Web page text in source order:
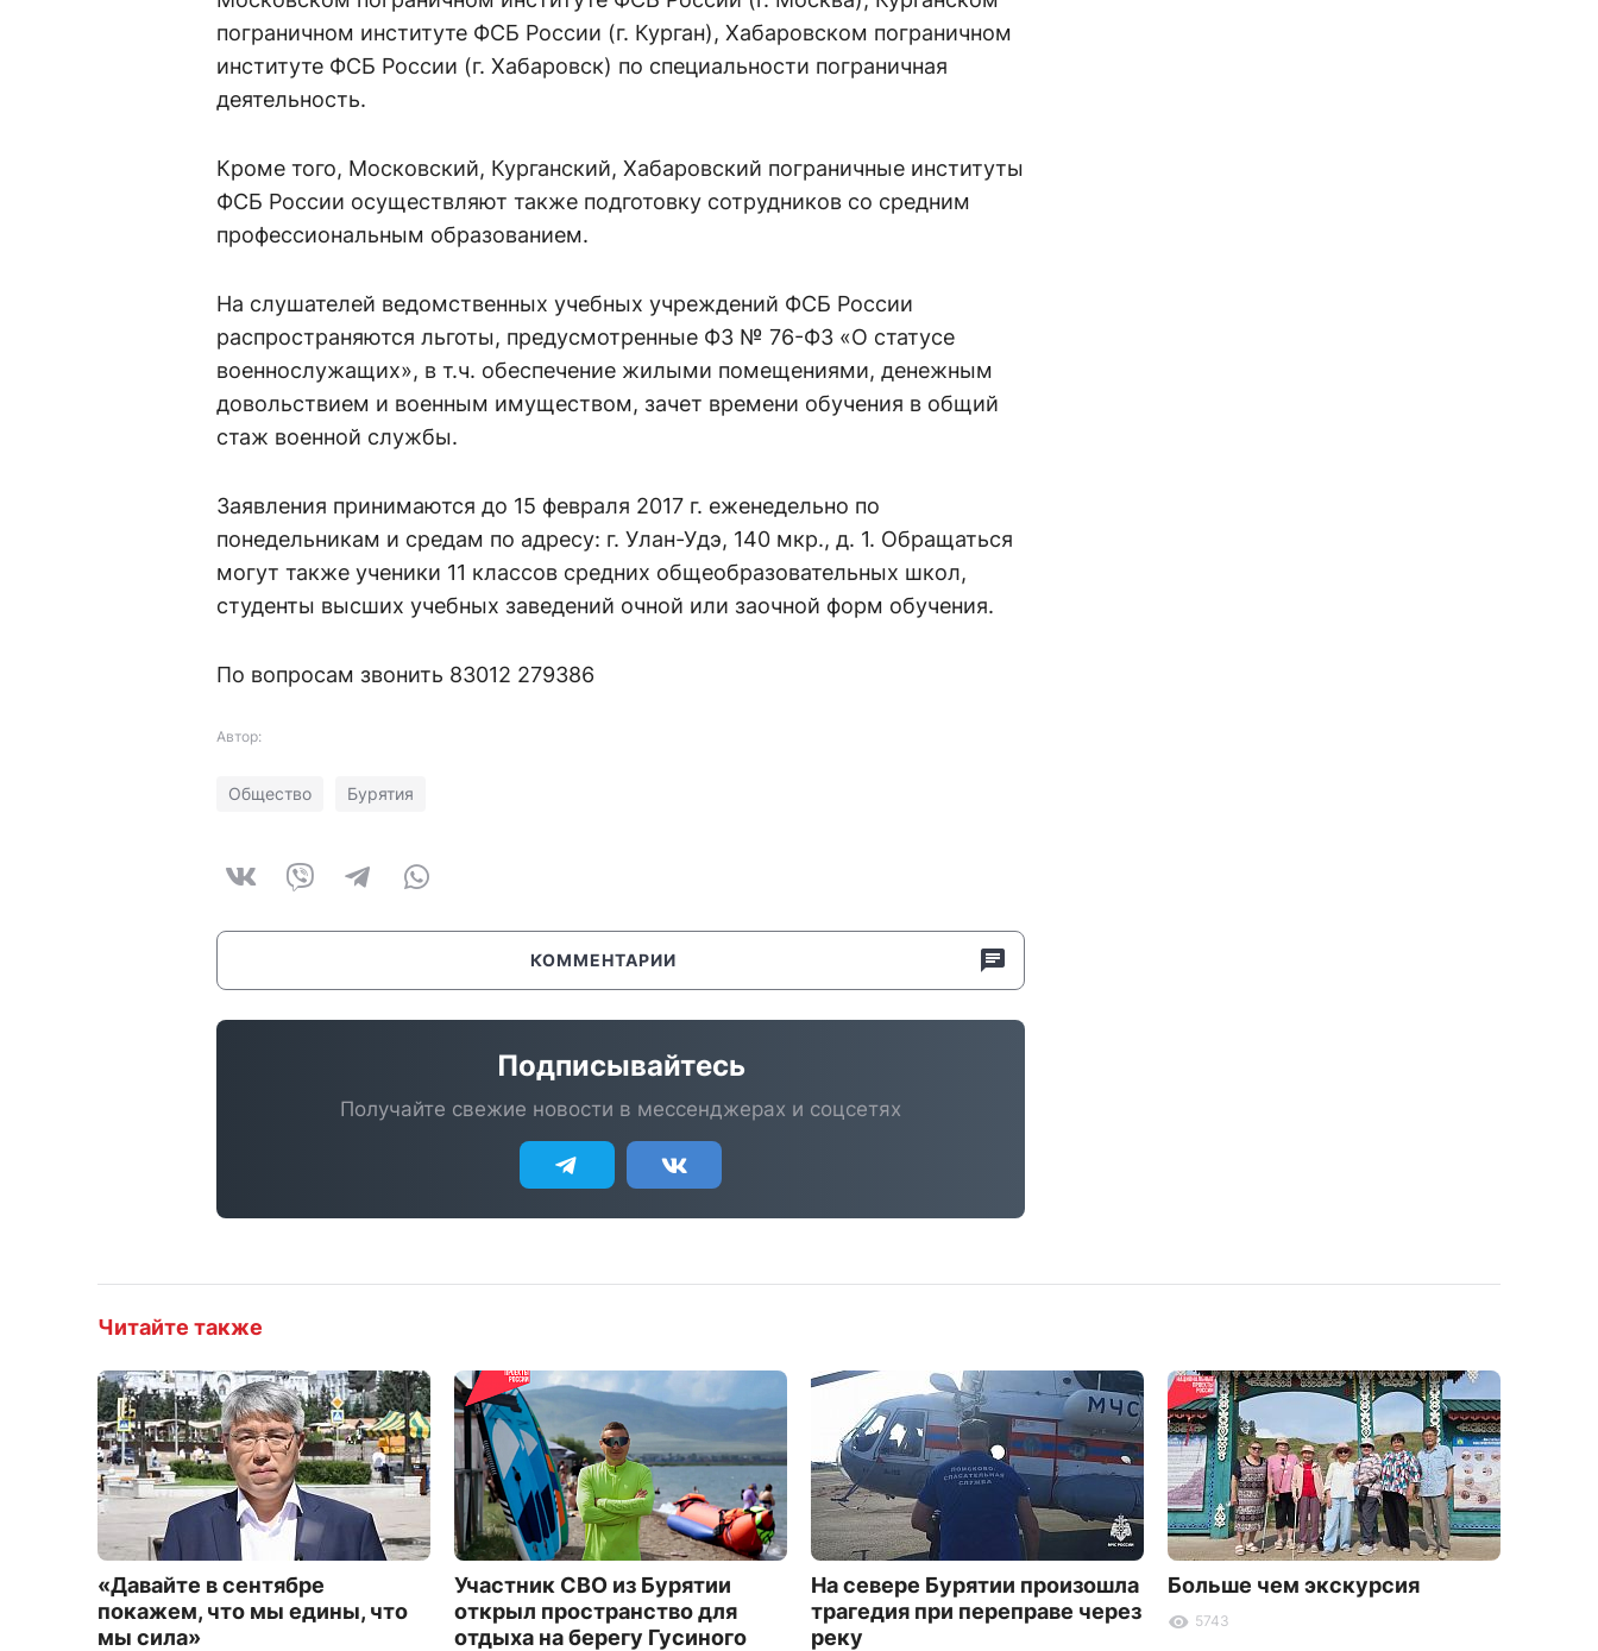
пограничном институте ФСБ России (г. Курган), Хабаровском пограничном
институте ФСБ России (г. Хабаровск) по специальности пограничная
деятельность.
Кроме того, Московский, Курганский, Хабаровский пограничные институты
ФСБ России осуществляют также подготовку сотрудников со средним
профессиональным образованием.
На слушателей ведомственных учебных учреждений ФСБ России
распространяются льготы, предусмотренные ФЗ № 76-ФЗ «О статусе
военнослужащих», в т.ч. обеспечение жилыми помещениями, денежным
довольствием и военным имуществом, зачет времени обучения в общий
стаж военной службы.
Заявления принимаются до 15 февраля 2017 г. еженедельно по
понедельникам и средам по адресу: г. Улан-Удэ, 140 мкр., д. 1. Обращаться
могут также ученики 11 классов средних общеобразовательных школ,
студенты высших учебных заведений очной или заочной форм обучения.
По вопросам звонить 83012 279386
Автор:
Общество Бурятия
КОММЕНТАРИИ
Подписывайтесь
Получайте свежие новости в мессенджерах и соцсетях
Читайте также
«Давайте в сентябре
покажем, что мы едины, что
мы сила»
Участник СВО из Бурятии
открыл пространство для
отдыха на берегу Гусиного
На севере Бурятии произошла
трагедия при переправе через
реку
Больше чем экскурсия
5743